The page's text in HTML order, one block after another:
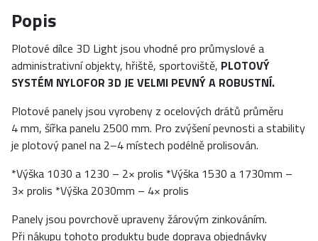
Popis
Plotové dílce 3D Light jsou vhodné pro průmyslové a
administrativní objekty, hřiště, sportoviště, PLOTOVÝ
SYSTÉM NYLOFOR 3D JE VELMI PEVNÝ A ROBUSTNÍ.
Plotové panely jsou vyrobeny z ocelových drátů průměru
4 mm, šířka panelu 2500 mm. Pro zvýšení pevnosti a stability
je plotový panel na 2–4 místech podélně prolisován.
*Výška 1030 a 1230 – 2× prolis *Výška 1530 a 1730mm –
3× prolis *Výška 2030mm – 4× prolis
Panely jsou povrchově upraveny žárovým zinkováním.
Při nákupu tohoto produktu bude doprava objednávky